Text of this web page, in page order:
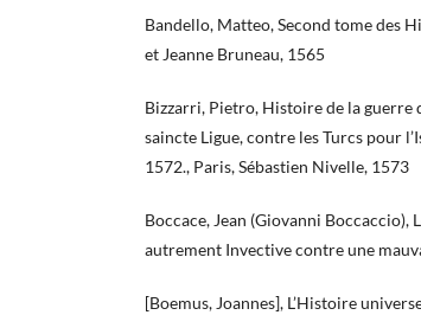
Bandello, Matteo, Second tome des
et Jeanne Bruneau, 1565
Bizzarri, Pietro, Histoire de la guerre
saincte Ligue, contre les Turcs pour
1572., Paris, Sébastien Nivelle, 1573
Boccace, Jean (Giovanni Boccaccio),
autrement Invective contre une
[Boemus, Joannes], L’Histoire